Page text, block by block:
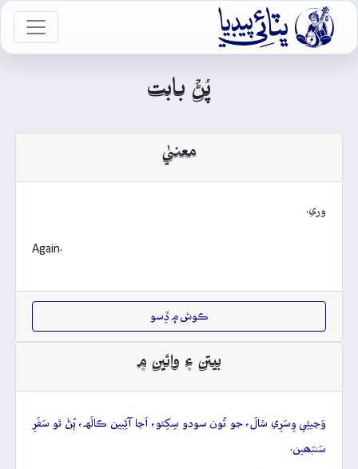

پُڻۡ بابت
معنيٰ
وري.
Again.
ڪوش ۾ ڏِسو
بيتن ۽ وائين ۾
وَڃيئِي وِسَرِي شالَ، جو تُون سودو سِکِئو، اَڃا آئِيين ڪالَهہ، پُڻۡ ٿو سَفَرِ
سَنبَھين.